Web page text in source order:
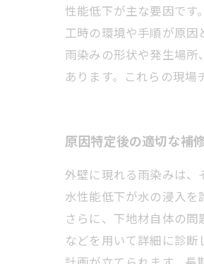
性能低下が主な要因で
工時の環境や手順が原因
雨染みの形状や発生場
あります。これらの現場
原因特定後の適切な補
外壁に現れる雨染みは
水性能低下が水の浸入を
さらに、下地材自体の
などを用いて詳細に診